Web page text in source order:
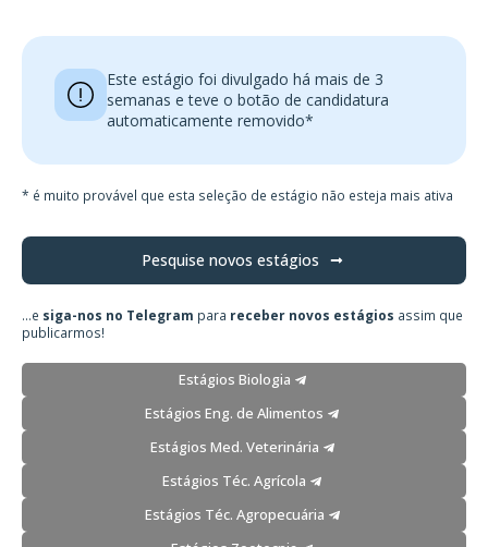
Este estágio foi divulgado há mais de 3
semanas e teve o botão de candidatura
automaticamente removido*
* é muito provável que esta seleção de estágio não esteja mais ativa
Pesquise novos estágios
...e siga-nos no Telegram para receber novos estágios assim que
publicarmos!
Estágios Biologia
Estágios Eng. de Alimentos
Estágios Med. Veterinária
Estágios Téc. Agrícola
Estágios Téc. Agropecuária